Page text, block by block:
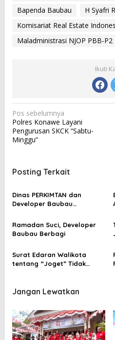
Bapenda Baubau
H Syafri
Komisariat Real Estate
Maladministrasi NJOP PBB-P2
Ikuti
N
a
v
g
s
i
p
o
s
Pos sebelumnya
Polres Konawe Layani
Pengurusan SKCK “Sabtu-
Minggu”
Posting Terkait
Dinas PERKIMTAN dan
Developer Baubau
Ramadan Suci, Developer
Baubau Berbagi
Surat Edaran Walikota
tentang “Joget” Tidak
Jangan Lewatkan